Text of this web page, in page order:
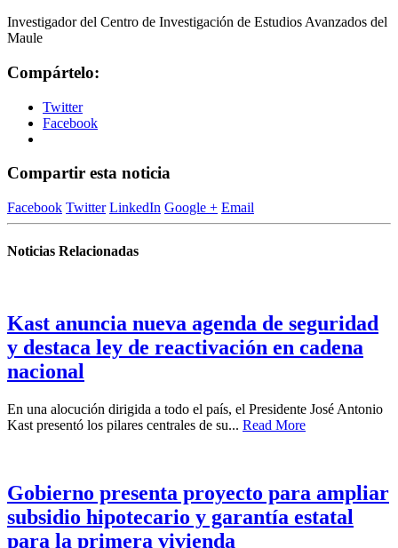
Investigador del Centro de Investigación de Estudios Avanzados del
Maule
Compártelo:
Twitter
Facebook
Compartir esta noticia
Facebook Twitter LinkedIn Google + Email
Noticias Relacionadas
Kast anuncia nueva agenda de seguridad
y destaca ley de reactivación en cadena
nacional
En una alocución dirigida a todo el país, el Presidente José Antonio
Kast presentó los pilares centrales de su... Read More
Gobierno presenta proyecto para ampliar
subsidio hipotecario y garantía estatal
para la primera vivienda